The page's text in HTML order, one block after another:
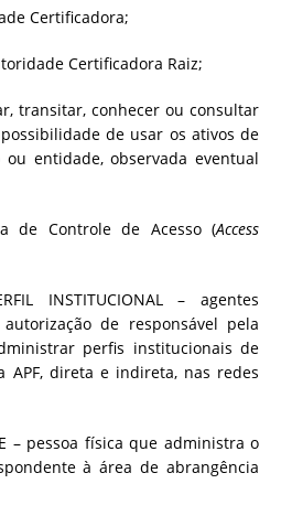
Certificadora;
Certificadora Raiz;
transitar, conhecer ou consultar
de usar os ativos de
entidade, observada eventual
de Controle de Acesso (Access
INSTITUCIONAL – agentes
de responsável pela
perfis institucionais de
APF, direta e indireta, nas redes
– pessoa física que administra o
à área de abrangência